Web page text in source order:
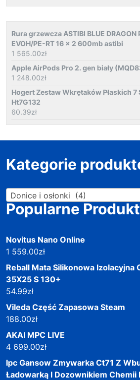
Rura grzewcza ASTIBI BLUE DRAGON
EVOH/PE-RT 16 x 2 600mb astibi
1 565.00zł
Apple AirPods Pro 2. gen biały
1 248.00zł
Hogert Zestaw Wkrętaków Płaskich 7
Ht7G132
60.39zł
Kategorie
Donice i osłonki (4)
Popularne
Novitus Nano Online
1 559.00zł
Reball Mata Silikonowa Izolacyjna
35X25 S 130+
54.99zł
Vileda Część Zapasowa Steam
188.00zł
AKAI MPC LIVE
4 699.00zł
Ipc Gansow Zmywarka Ct71 Z
Ładowarką I Dozownikiem Chemii